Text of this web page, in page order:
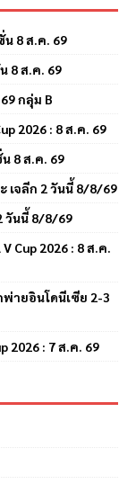
8 ส.ค. 69
8 ส.ค. 69
กลุ่ม B
2026 : 8 ส.ค. 69
8 ส.ค. 69
เจลีก 2 วันนี้ 8/8/69
วันนี้ 8/8/69
Cup 2026 : 8 ส.ค.
ายอินโดนีเซีย 2-3
2026 : 7 ส.ค. 69